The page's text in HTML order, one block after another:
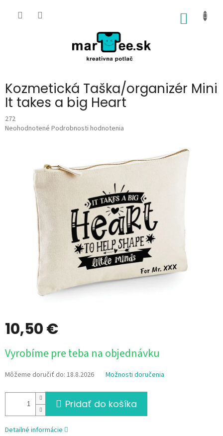
Kozmetická Taška/organizér Mini
It takes a big Heart
272
Priemerné
hviezdičiek.
Neohodnotené Podrobnosti hodnotenia
10,50 €
cena:
Vyrobíme pre teba na objednávku
Môžeme doručiť do: 18.8.2026 Možnosti doručenia
Pridať do košíka
Detailné informácie